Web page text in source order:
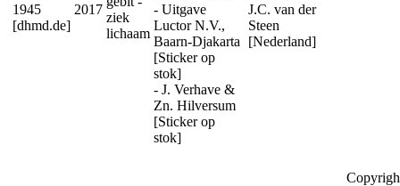
1945
[dhmd.de]
2017
ziek
lichaam
- Uitgave
Luctor N.V.,
Baarn-Djakarta
[Sticker op
stok]
- J. Verhave &
Zn. Hilversum
[Sticker op
stok]
J.C. van der
Steen
[Nederland]